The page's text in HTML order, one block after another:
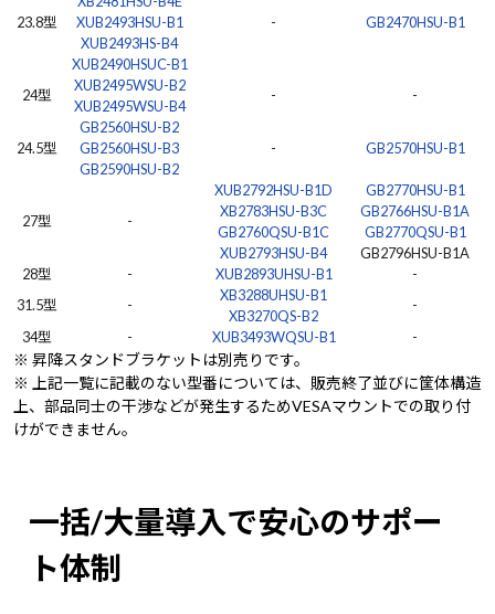
23.8型
XUB2493HSU-B1
XUB2493HS-B4
XUB2490HSUC-B1
- GB2470HSU-B1
24型
XUB2495WSU-B2
XUB2495WSU-B4
- -
24.5型
GB2560HSU-B2
GB2560HSU-B3
GB2590HSU-B2
- GB2570HSU-B1
27型 -
XUB2792HSU-B1D
XB2783HSU-B3C
GB2760QSU-B1C
XUB2793HSU-B4
GB2770HSU-B1
GB2766HSU-B1A
GB2770QSU-B1
GB2796HSU-B1A
28型
- XUB2893UHSU-B1
-
31.5型
-
XB3288UHSU-B1
XB3270QS-B2
-
34型
- XUB3493WQSU-B1 -
※ 昇降スタンドブラケットは別売りです。
※ 上記一覧に記載のない型番については、販売終了並びに筐体構造
上、部品同士の干渉などが発生するためVESAマウントでの取り付
けができません。
一括/大量導入で安心のサポー
ト体制